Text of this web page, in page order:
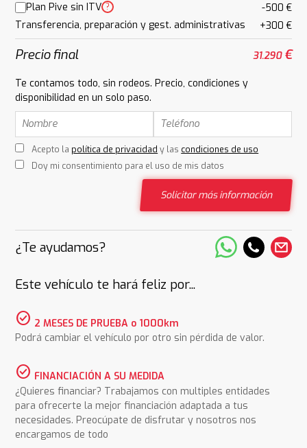
Plan Pive sin ITV ?
-500 €
Transferencia, preparación y gest. administrativas
+300 €
Precio final 31.290€
Te contamos todo, sin rodeos. Precio, condiciones y
disponibilidad en un solo paso.
Acepto la política de privacidad y las condiciones de uso
Doy mi consentimiento para el uso de mis datos
Solicitar más información
¿Te ayudamos?
Este vehículo te hará feliz por...
check_circle 2 MESES DE PRUEBA o 1000km
Podrá cambiar el vehículo por otro sin pérdida de valor.
check_circle FINANCIACIÓN A SU MEDIDA
¿Quieres financiar? Trabajamos con multiples entidades
para ofrecerte la mejor financiación adaptada a tus
necesidades. Preocúpate de disfrutar y nosotros nos
encargamos de todo